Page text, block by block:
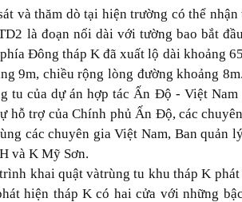
và thăm dò tại hiện trường có thể
là đoạn nối dài với tường bao bắt
Đông tháp K đã xuất lộ dài khoảng
9m, chiều rộng lòng đường khoảng
tu của dự án hợp tác Ấn Độ - Việt
hỗ trợ của Chính phủ Ấn Độ, các
các chuyên gia Việt Nam, Ban quản
và K Mỹ Sơn.
khai quật vàtrùng tu khu tháp K
hiện tháp K có hai cửa với những